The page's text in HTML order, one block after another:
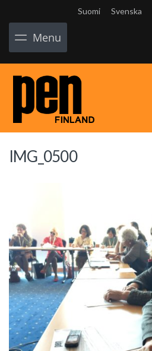
Suomi Svenska
Menu
IMG_0500